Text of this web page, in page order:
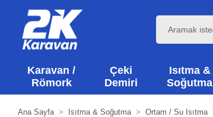
Karavan /
Römork
Çeki
Demiri
Isıtma &
Soğutma
Ana Sayfa Isıtma & Soğutma Ortam / Su Isıtma